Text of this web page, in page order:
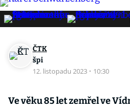
ČTK
špi
12. listopadu 2023 · 10:30
Ve věku 85 let zemřel ve